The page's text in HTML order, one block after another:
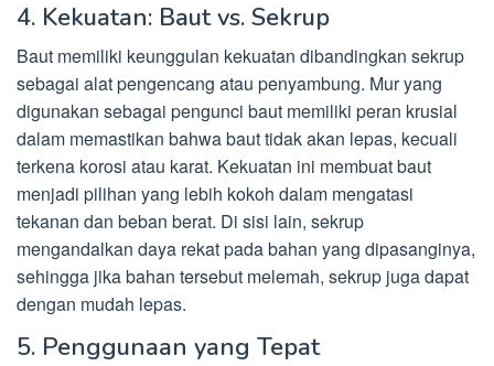
4. Kekuatan: Baut vs. Sekrup
Baut memiliki keunggulan kekuatan dibandingkan sekrup
sebagai alat pengencang atau penyambung. Mur yang
digunakan sebagai pengunci baut memiliki peran krusial
dalam memastikan bahwa baut tidak akan lepas, kecuali
terkena korosi atau karat. Kekuatan ini membuat baut
menjadi pilihan yang lebih kokoh dalam mengatasi
tekanan dan beban berat. Di sisi lain, sekrup
mengandalkan daya rekat pada bahan yang dipasanginya,
sehingga jika bahan tersebut melemah, sekrup juga dapat
dengan mudah lepas.
5. Penggunaan yang Tepat